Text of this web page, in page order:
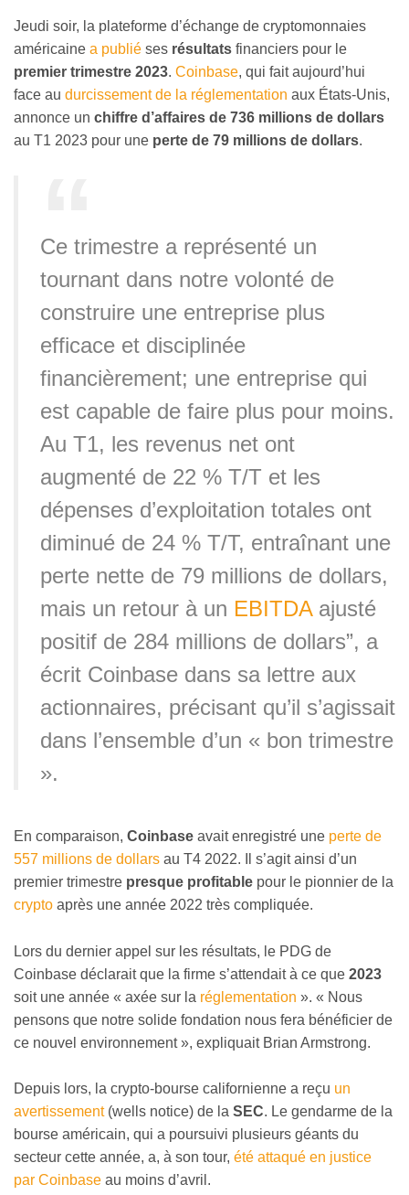
Jeudi soir, la plateforme d’échange de cryptomonnaies
américaine a publié ses résultats financiers pour le
premier trimestre 2023. Coinbase, qui fait aujourd’hui
face au durcissement de la réglementation aux États-Unis,
annonce un chiffre d’affaires de 736 millions de dollars
au T1 2023 pour une perte de 79 millions de dollars.
Ce trimestre a représenté un
tournant dans notre volonté de
construire une entreprise plus
efficace et disciplinée
financièrement; une entreprise qui
est capable de faire plus pour moins.
Au T1, les revenus net ont
augmenté de 22 % T/T et les
dépenses d’exploitation totales ont
diminué de 24 % T/T, entraînant une
perte nette de 79 millions de dollars,
mais un retour à un EBITDAajusté
positif de 284 millions de dollars”, a
écrit Coinbase dans sa lettre aux
actionnaires, précisant qu’il s’agissait
dans l’ensemble d’un « bon trimestre
».
En comparaison, Coinbase avait enregistré une perte de
557 millions de dollars au T4 2022. Il s’agit ainsi d’un
premier trimestre presque profitable pour le pionnier de la
crypto après une année 2022 très compliquée.
Lors du dernier appel sur les résultats, le PDG de
Coinbase déclarait que la firme s’attendait à ce que 2023
soit une année « axée sur la réglementation ». « Nous
pensons que notre solide fondation nous fera bénéficier de
ce nouvel environnement», expliquait Brian Armstrong.
Depuis lors, la crypto-bourse californienne a reçu un
avertissement(wells notice) de la SEC. Le gendarme de la
bourse américain, qui a poursuivi plusieurs géants du
secteur cette année, a, à son tour, été attaqué en justice
par Coinbase au moins d’avril.